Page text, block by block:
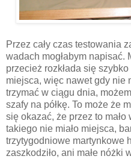
Przez cały czas testowania
wadach mogłabym napisać.
przecież rozkłada się
miejsca, więc nawet gdy nie
trzymać w ciągu dnia,
szafy na półkę. To może że
się okazać, że przez to mało
takiego nie miało miejsca,
trzytygodniowe martynkowe
zaszkodziło, ani małe nóżki